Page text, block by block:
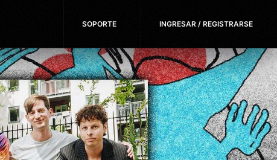
SOPORTE INGRESAR / REGISTRARSE